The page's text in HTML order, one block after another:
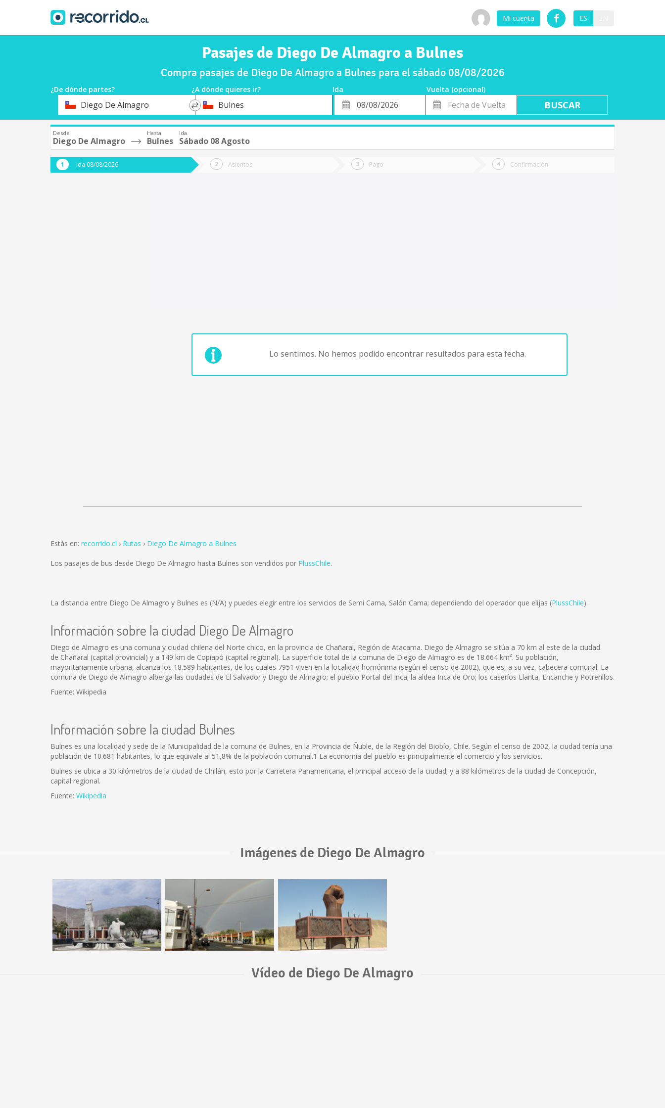
Mi cuenta ES
Pasajes de Diego De Almagro a Bulnes
Compra pasajes de Diego De Almagro a Bulnes para el sábado 08/08/2026
¿De dónde partes? ¿A dónde quieres ir? Ida
Vuelta (opcional)
OrigenDiego De Almagro
*
DestinoBulnes
Fecha
de
Fecha
de
Vuelta
Desde
Diego De Almagro
Hasta
Bulnes
Ida
Sábado 08 Agosto
Ida 08/08/2026 Asientos Pago Confirmación
Lo sentimos. No hemos podido encontrar resultados para esta fecha.
Estás en: recorrido.cl Rutas Diego De Almagro a Bulnes
Los pasajes de bus desde Diego De Almagro hasta Bulnes son vendidos por PlussChile.
La distancia entre Diego De Almagro y Bulnes es (N/A) y puedes elegir entre los servicios de Semi Cama, Salón Cama; dependiendo del operador que elijas (PlussChile).
Información sobre la ciudad Diego De Almagro
Diego de Almagro es una comuna y ciudad chilena del Norte chico, en la provincia de Chañaral, Región de Atacama. Diego de Almagro se sitúa a 70 km al este de la ciudad
de Chañaral (capital provincial) y a 149 km de Copiapó (capital regional). La superficie total de la comuna de Diego de Almagro es de 18.664 km². Su población,
mayoritariamente urbana, alcanza los 18.589 habitantes, de los cuales 7951 viven en la localidad homónima (según el censo de 2002), que es, a su vez, cabecera comunal. La
comuna de Diego de Almagro alberga las ciudades de El Salvador y Diego de Almagro; el pueblo Portal del Inca; la aldea Inca de Oro; los caseríos Llanta, Encanche y Potrerillos.
Fuente: Wikipedia
Información sobre la ciudad Bulnes
Bulnes es una localidad y sede de la Municipalidad de la comuna de Bulnes, en la Provincia de Ñuble, de la Región del Biobío, Chile. Según el censo de 2002, la ciudad tenía una
población de 10.681 habitantes, lo que equivale al 51,8% de la población comunal.1 La economía del pueblo es principalmente el comercio y los servicios.
Bulnes se ubica a 30 kilómetros de la ciudad de Chillán, esto por la Carretera Panamericana, el principal acceso de la ciudad; y a 88 kilómetros de la ciudad de Concepción,
capital regional.
Fuente: Wikipedia
Imágenes de Diego De Almagro
Vídeo de Diego De Almagro